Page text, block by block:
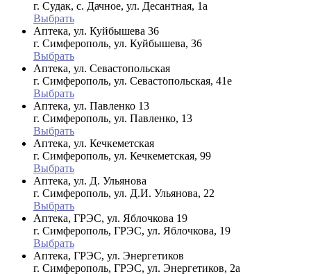
г. Судак, с. Дачное, ул. Десантная, 1а
Выбрать
Аптека, ул. Куйбышева 36
г. Симферополь, ул. Куйбышева, 36
Выбрать
Аптека, ул. Севастопольская
г. Симферополь, ул. Севастопольская, 41е
Выбрать
Аптека, ул. Павленко 13
г. Симферополь, ул. Павленко, 13
Выбрать
Аптека, ул. Кечкеметская
г. Симферополь, ул. Кечкеметская, 99
Выбрать
Аптека, ул. Д. Ульянова
г. Симферополь, ул. Д.И. Ульянова, 22
Выбрать
Аптека, ГРЭС, ул. Яблочкова 19
г. Симферополь, ГРЭС, ул. Яблочкова, 19
Выбрать
Аптека, ГРЭС, ул. Энергетиков
г. Симферополь, ГРЭС, ул. Энергетиков, 2а